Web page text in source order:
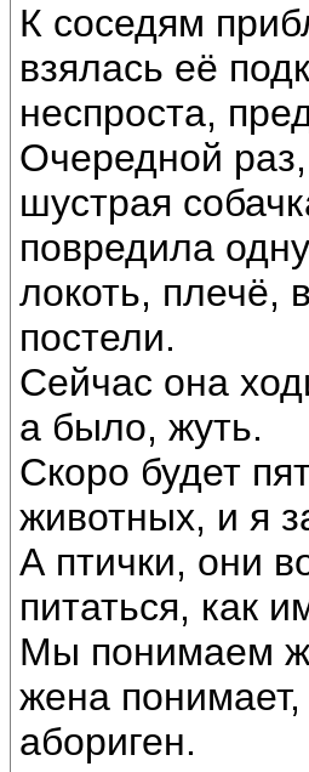
К соседям
взялась её
неспроста,
Очередной
шустрая
повредила
локоть, плечё,
постели.
Сейчас она
а было, жуть.
Скоро будет
животных, и я
А птички, они
питаться, как
Мы понимаем
жена
абориген.